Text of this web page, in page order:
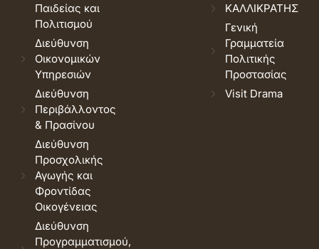
Παιδείας και
Πολιτισμού
Διεύθυνση
Οικονομικών
Υπηρεσιών
Διεύθυνση
Περιβάλλοντος
& Πρασίνου
Διεύθυνση
Προσχολικής
Αγωγής και
Φροντίδας
Οικογένειας
Διεύθυνση
Προγραμματισμού,
ΚΑΛΛΙΚΡΑΤΗΣ
Γενική
Γραμματεία
Πολιτικής
Προστασίας
Visit Drama